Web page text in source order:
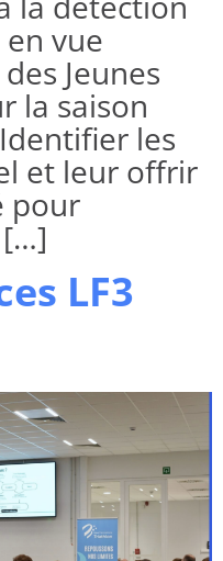
vue
Jeunes
la saison
les
et leur offrir
pour
[…]
LF3